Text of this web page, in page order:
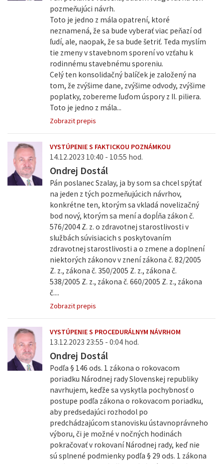
pozmeňujúci návrh.
Toto je jedno z mála opatrení, ktoré
neznamená, že sa bude vyberať viac peňazí od
ľudí, ale, naopak, že sa bude šetriť. Teda myslím
tie zmeny v stavebnom sporení vo vzťahu k
rodinnému stavebnému sporeniu.
Celý ten konsolidačný balíček je založený na
tom, že zvýšime dane, zvýšime odvody, zvýšime
poplatky, zobereme ľuďom úspory z II. piliera.
Toto je jedno z mála...
Zobrazit prepis
VYSTÚPENIE S FAKTICKOU POZNÁMKOU
14.12.2023 10:40 - 10:55 hod.
Ondrej Dostál
Pán poslanec Szalay, ja by som sa chcel spýtať
na jeden z tých pozmeňujúcich návrhov,
konkrétne ten, ktorým sa vkladá novelizačný
bod nový, ktorým sa mení a dopĺňa zákon č.
576/2004 Z. z. o zdravotnej starostlivosti v
službách súvisiacich s poskytovaním
zdravotnej starostlivosti a o zmene a doplnení
niektorých zákonov v znení zákona č. 82/2005
Z. z., zákona č. 350/2005 Z. z., zákona č.
538/2005 Z. z., zákona č. 660/2005 Z. z., zákona
č....
Zobrazit prepis
VYSTÚPENIE S PROCEDURÁLNYM NÁVRHOM
13.12.2023 23:55 - 0:04 hod.
Ondrej Dostál
Podľa § 146 ods. 1 zákona o rokovacom
poriadku Národnej rady Slovenskej republiky
navrhujem, keďže sa vyskytla pochybnosť o
postupe podľa zákona o rokovacom poriadku,
aby predsedajúci rozhodol po
predchádzajúcom stanovisku ústavnoprávneho
výboru, či je možné v nočných hodinách
pokračovať v rokovaní Národnej rady, keď nie
sú splnené podmienky podľa § 29 ods. 1 zákona